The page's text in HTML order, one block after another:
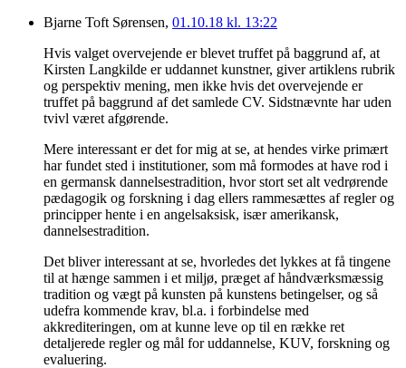
Bjarne Toft Sørensen, 01.10.18 kl. 13:22
Hvis valget overvejende er blevet truffet på baggrund af, at
Kirsten Langkilde er uddannet kunstner, giver artiklens rubrik
og perspektiv mening, men ikke hvis det overvejende er
truffet på baggrund af det samlede CV. Sidstnævnte har uden
tvivl været afgørende.
Mere interessant er det for mig at se, at hendes virke primært
har fundet sted i institutioner, som må formodes at have rod i
en germansk dannelsestradition, hvor stort set alt vedrørende
pædagogik og forskning i dag ellers rammesættes af regler og
principper hente i en angelsaksisk, især amerikansk,
dannelsestradition.
Det bliver interessant at se, hvorledes det lykkes at få tingene
til at hænge sammen i et miljø, præget af håndværksmæssig
tradition og vægt på kunsten på kunstens betingelser, og så
udefra kommende krav, bl.a. i forbindelse med
akkrediteringen, om at kunne leve op til en række ret
detaljerede regler og mål for uddannelse, KUV, forskning og
evaluering.